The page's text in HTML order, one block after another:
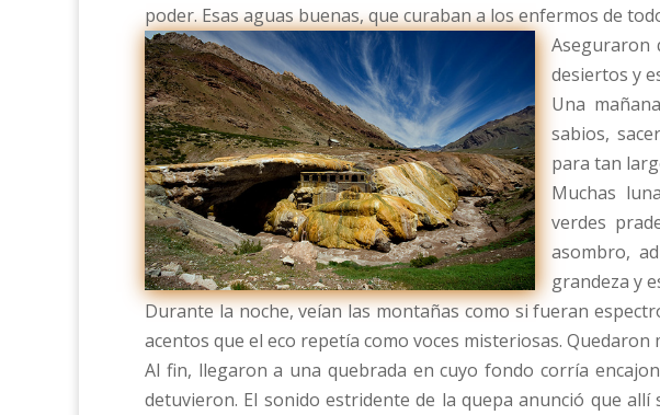
poder. Esas aguas buenas, que curaban a los enfermos de
Aseguraron
desiertos y
Una
sabios,
para tan
Muchas
verdes
asombro,
grandeza y
Durante la noche, veían las montañas como si fueran
acentos que el eco repetía como voces misteriosas.
Al fin, llegaron a una quebrada en cuyo fondo corría
detuvieron. El sonido estridente de la quepa anunció que